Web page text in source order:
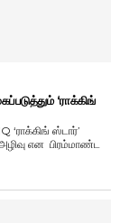
‘ராக்கிங்
ஸ்டார்’
என பிரம்மாண்ட